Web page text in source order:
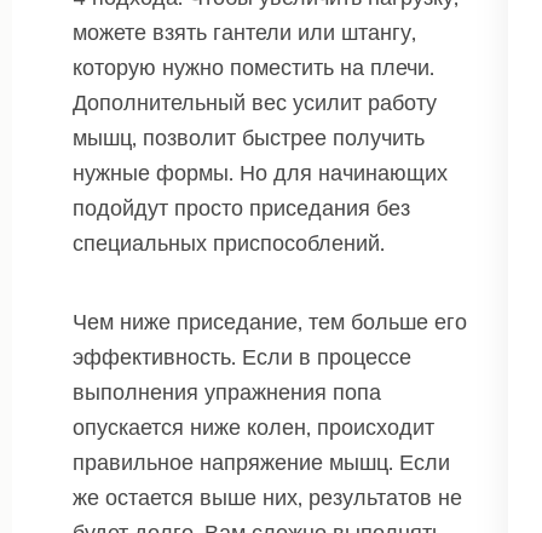
можете взять гантели или штангу,
которую нужно поместить на плечи.
Дополнительный вес усилит работу
мышц, позволит быстрее получить
нужные формы. Но для начинающих
подойдут просто приседания без
специальных приспособлений.
Чем ниже приседание, тем больше его
эффективность. Если в процессе
выполнения упражнения попа
опускается ниже колен, происходит
правильное напряжение мышц. Если
же остается выше них, результатов не